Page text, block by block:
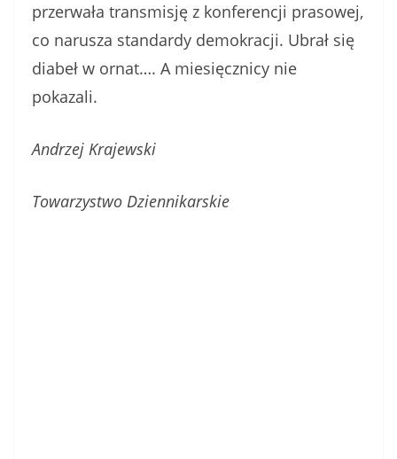
przerwała transmisję z konferencji prasowej,
co narusza standardy demokracji. Ubrał się
diabeł w ornat…. A miesięcznicy nie
pokazali.
Andrzej Krajewski
Towarzystwo Dziennikarskie